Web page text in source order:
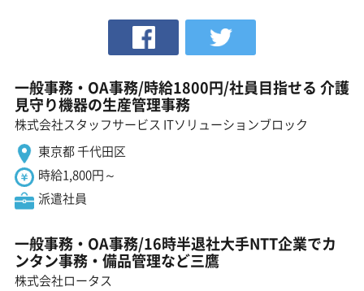
一般事務・OA事務/時給1800円/社員目指せる 介護
見守り機器の生産管理事務
株式会社スタッフサービス ITソリューションブロック
東京都 千代田区
時給1,800円～
派遣社員
一般事務・OA事務/16時半退社大手NTT企業でカ
ンタン事務・備品管理など三鷹
株式会社ロータス